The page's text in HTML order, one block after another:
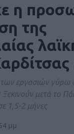
η
της
εργασιών γύρω
μετά το
1,5-2 μήνες
μμ